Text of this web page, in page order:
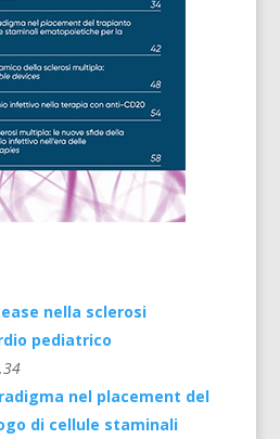
nella sclerosi
pediatrico
nel placement del
di cellule staminali